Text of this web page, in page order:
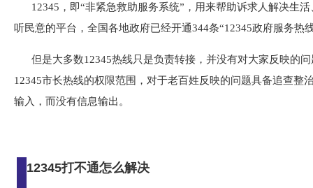
12345，即“非紧急救助服务系统”，用来帮助诉求人解决生
听民意的平台，全国各地政府已经开通344条“12345政府服务热
但是大多数12345热线只是负责转接，并没有对大家反映的
12345市长热线的权限范围，对于老百姓反映的问题具备追查整
输入，而没有信息输出。
12345打不通怎么解决